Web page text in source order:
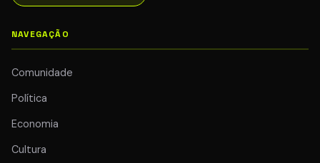
NAVEGAÇÃO
Comunidade
Política
Economia
Cultura